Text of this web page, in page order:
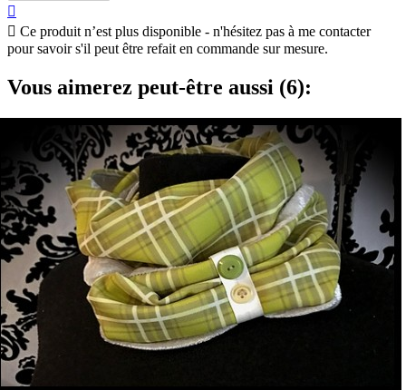

 Ce produit n’est plus disponible - n'hésitez pas à me contacter
pour savoir s'il peut être refait en commande sur mesure.
Vous aimerez peut-être aussi (6):